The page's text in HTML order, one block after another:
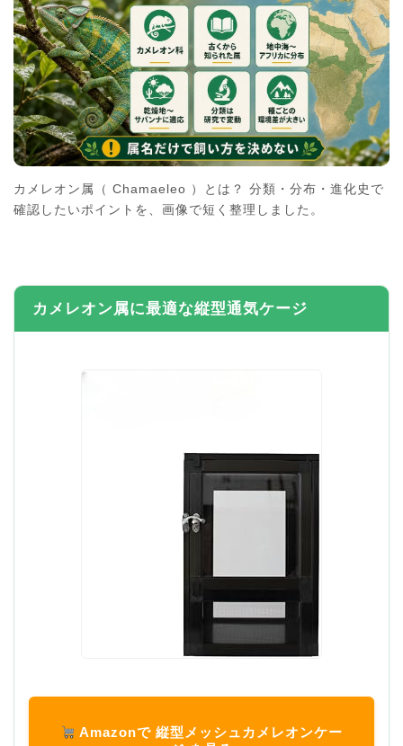
カメレオン属（ Chamaeleo ）とは？ 分類・分布・進化史で
確認したいポイントを、画像で短く整理しました。
カメレオン属に最適な縦型通気ケージ
Amazonで 縦型メッシュカメレオンケー